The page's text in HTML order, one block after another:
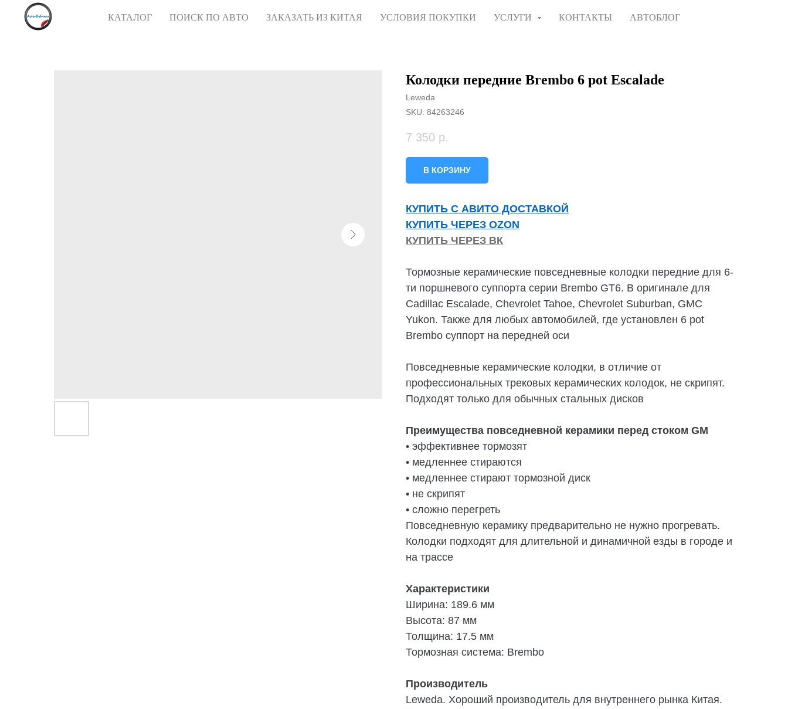
КАТАЛОГ ПОИСК ПО АВТО ЗАКАЗАТЬ ИЗ КИТАЯ УСЛОВИЯ ПОКУПКИ УСЛУГИ КОНТАКТЫ АВТОБЛОГ
Колодки передние Brembo 6 pot Escalade
Leweda
SKU: 84263246
7 350 р.
В КОРЗИНУ
КУПИТЬ С АВИТО ДОСТАВКОЙ
КУПИТЬ ЧЕРЕЗ OZON
КУПИТЬ ЧЕРЕЗ ВК
Тормозные керамические повседневные колодки передние для 6-
ти поршневого суппорта серии Brembo GT6. В оригинале для
Cadillac Escalade, Chevrolet Tahoe, Chevrolet Suburban, GMC
Yukon. Также для любых автомобилей, где установлен 6 pot
Brembo суппорт на передней оси
Повседневные керамические колодки, в отличие от
профессиональных трековых керамических колодок, не скрипят.
Подходят только для обычных стальных дисков
Преимущества повседневной керамики перед стоком GM
• эффективнее тормозят
• медленнее стираются
• медленнее стирают тормозной диск
• не скрипят
• сложно перегреть
Повседневную керамику предварительно не нужно прогревать.
Колодки подходят для длительной и динамичной езды в городе и
на трассе
Характеристики
Ширина: 189.6 мм
Высота: 87 мм
Толщина: 17.5 мм
Тормозная система: Brembo
Производитель
Leweda. Хороший производитель для внутреннего рынка Китая.